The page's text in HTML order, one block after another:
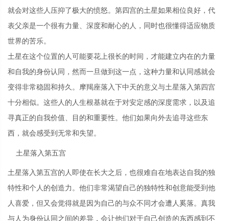
就会对这些人压抑了极大的愤怒。第四宫的土星如果相位良好，代
表父亲是一个很有力量、深度和耐心的人，同时也很懂得适应物质
世界的苦乐。
土星在这个位置的人可能要花上很长的时间，才能建立内在的力量
和自我的身份认同，然而一旦做到这一点，这种力量和认同感就会
变得非常稳固和持久。摩羯座落入下中天的意义与土星落入第四宫
十分相似。这些人的人生根基就在于对安定感的深度需求，以及追
寻真正的自我价值、目的和重要性。他们如果向外去追寻这些东
西，就会感受到无常和失望。
土星落入第五宫
土星落入第五宫的人即使在长大之后，也很难自在地表达自我的独
特性和个人的创造力。他们非常渴望自己的独特性和创意能受到他
人喜爱，但又会觉得就是因为自己的与众不同才会遭人奚落。真我
与人为身份认同之间的差异，会让他们对于自己创造的东西感到不